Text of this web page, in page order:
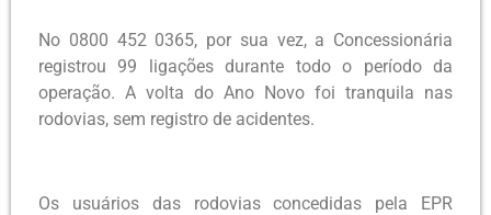
No 0800 452 0365, por sua vez, a Concessionária
registrou 99 ligações durante todo o período da
operação. A volta do Ano Novo foi tranquila nas
rodovias, sem registro de acidentes.
Os usuários das rodovias concedidas pela EPR